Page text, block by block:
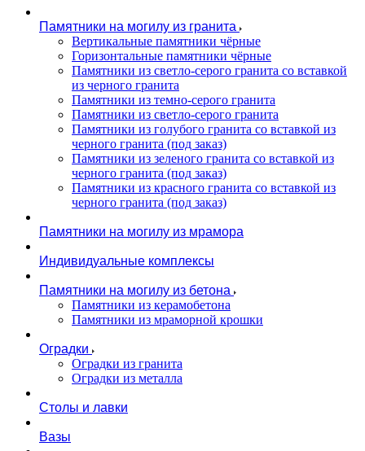
Памятники на могилу из гранита
Вертикальные памятники чёрные
Горизонтальные памятники чёрные
Памятники из светло-серого гранита со вставкой
из черного гранита
Памятники из темно-серого гранита
Памятники из светло-серого гранита
Памятники из голубого гранита со вставкой из
черного гранита (под заказ)
Памятники из зеленого гранита со вставкой из
черного гранита (под заказ)
Памятники из красного гранита со вставкой из
черного гранита (под заказ)
Памятники на могилу из мрамора
Индивидуальные комплексы
Памятники на могилу из бетона
Памятники из керамобетона
Памятники из мраморной крошки
Оградки
Оградки из гранита
Оградки из металла
Столы и лавки
Вазы